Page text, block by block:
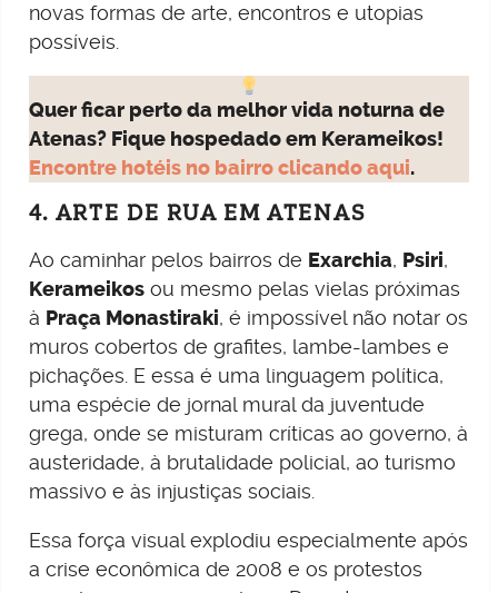
novas formas de arte, encontros e utopias
possíveis.
Quer ficar perto da melhor vida noturna de
Atenas? Fique hospedado em Kerameikos!
Encontre hotéis no bairro clicando aqui.
4. ARTE DE RUA EM ATENAS
Ao caminhar pelos bairros de Exarchia, Psiri,
Kerameikos ou mesmo pelas vielas próximas
à Praça Monastiraki, é impossível não notar os
muros cobertos de grafites, lambe-lambes e
pichações. E essa é uma linguagem política,
uma espécie de jornal mural da juventude
grega, onde se misturam críticas ao governo, à
austeridade, à brutalidade policial, ao turismo
massivo e às injustiças sociais.
Essa força visual explodiu especialmente após
a crise econômica de 2008 e os protestos